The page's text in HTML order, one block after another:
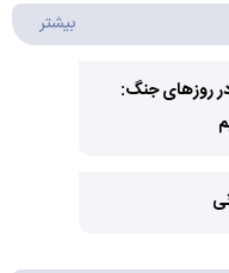
بیشتر
روزهای جنگ: